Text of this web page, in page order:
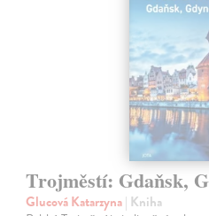
Trojměstí: Gdaňsk,
Glucová Katarzyna| Kniha